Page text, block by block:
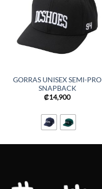
GORRAS UNISEX SEMI-PRO
SNAPBACK
₡14,900